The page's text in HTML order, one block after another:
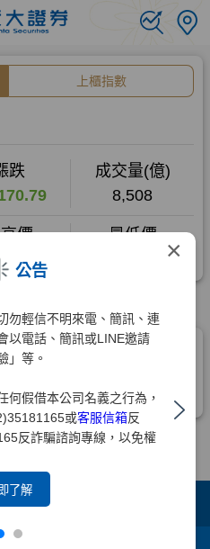
×
公告
勿輕信不明來電、簡訊、連
以電話、簡訊或LINE邀請
」等。
何假借本公司名義之行為，
或客服信箱反
反詐騙諮詢專線，以免權
了解